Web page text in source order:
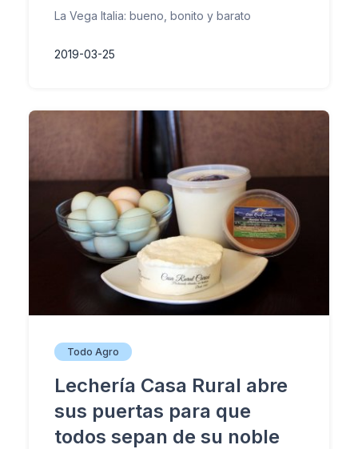
La Vega Italia: bueno, bonito y barato
2019-03-25
Todo Agro
Lechería Casa Rural abre
sus puertas para que
todos sepan de su noble